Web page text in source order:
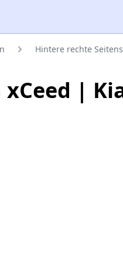
GmbH
Hintere rechte
xCeed |